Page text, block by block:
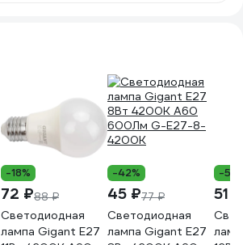
-18%
72 ₽88 ₽
Светодиодная
лампа Gigant E27
-42%
45 ₽77 ₽
Светодиодная
лампа Gigant E27
-
51 ₽